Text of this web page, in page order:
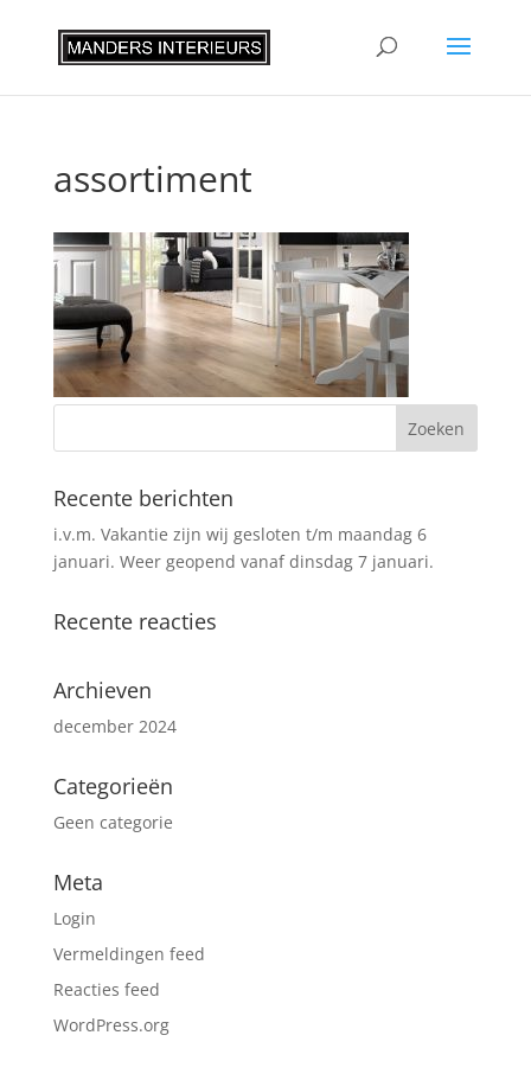
assortiment
Recente berichten
i.v.m. Vakantie zijn wij gesloten t/m maandag 6
januari. Weer geopend vanaf dinsdag 7 januari.
Recente reacties
Archieven
december 2024
Categorieën
Geen categorie
Meta
Login
Vermeldingen feed
Reacties feed
WordPress.org